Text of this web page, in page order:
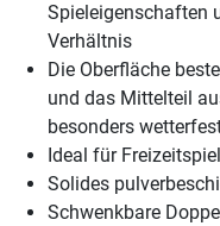
Spieleigenschaften
Verhältnis
Die Oberfläche
und das Mittelteil
besonders
Ideal für
Solides
Schwenkbare